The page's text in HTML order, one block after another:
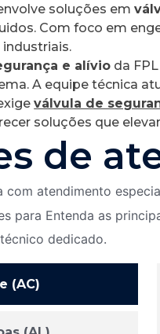
soluções em
Com foco em
e alívio da
A equipe técnica
válvula de
soluções que
de
com atendimento
para Entenda as
dedicado.
(AC)